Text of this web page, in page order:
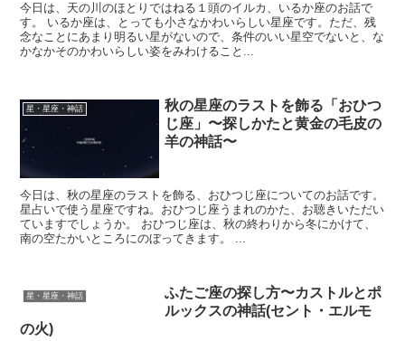
今日は、天の川のほとりではねる１頭のイルカ、いるか座のお話で
す。 いるか座は、とっても小さなかわいらしい星座です。ただ、残
念なことにあまり明るい星がないので、条件のいい星空でないと、な
かなかそのかわいらしい姿をみわけること...
星・星座・神話
秋の星座のラストを飾る「おひつ
じ座」〜探しかたと黄金の毛皮の
羊の神話〜
今日は、秋の星座のラストを飾る、おひつじ座についてのお話です。
星占いで使う星座ですね。おひつじ座うまれのかた、お聴きいただい
ていますでしょうか。 おひつじ座は、秋の終わりから冬にかけて、
南の空たかいところにのぼってきます。 ...
星・星座・神話
ふたご座の探し方〜カストルとポ
ルックスの神話(セント・エルモ
の火)